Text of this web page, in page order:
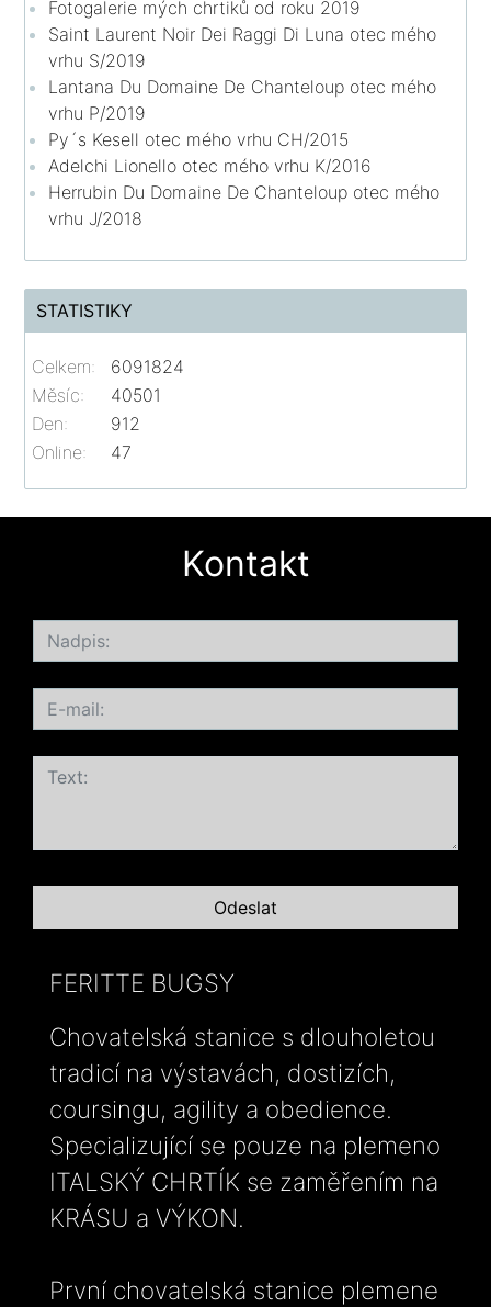
Fotogalerie mých chrtiků od roku 2019
Saint Laurent Noir Dei Raggi Di Luna otec mého
vrhu S/2019
Lantana Du Domaine De Chanteloup otec mého
vrhu P/2019
Py´s Kesell otec mého vrhu CH/2015
Adelchi Lionello otec mého vrhu K/2016
Herrubin Du Domaine De Chanteloup otec mého
vrhu J/2018
STATISTIKY
Online: 47
Celkem:
6091824
Měsíc:
40501
Den:
912
Kontakt
FERITTE BUGSY
Chovatelská stanice s dlouholetou
tradicí na výstavách, dostizích,
coursingu, agility a obedience.
Specializující se pouze na plemeno
ITALSKÝ CHRTÍK se zaměřením na
KRÁSU a VÝKON.
První chovatelská stanice plemene